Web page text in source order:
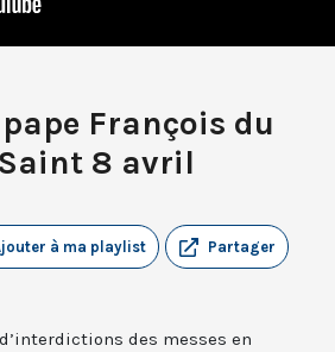
François du
8 avril
Partager
à ma playlist
des messes en